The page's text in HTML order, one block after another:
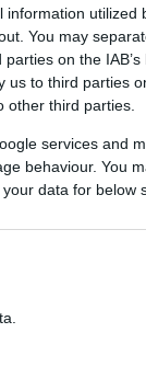
utilized
You may
on the
us to third parties
other third parties.
services and
behaviour. You
data for below
si sono
Sul